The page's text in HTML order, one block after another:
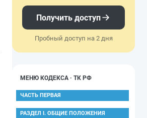
Получить доступ
Пробный доступ на 2 дня
МЕНЮ КОДЕКСА · ТК РФ
ЧАСТЬ ПЕРВАЯ
РАЗДЕЛ I. ОБЩИЕ ПОЛОЖЕНИЯ